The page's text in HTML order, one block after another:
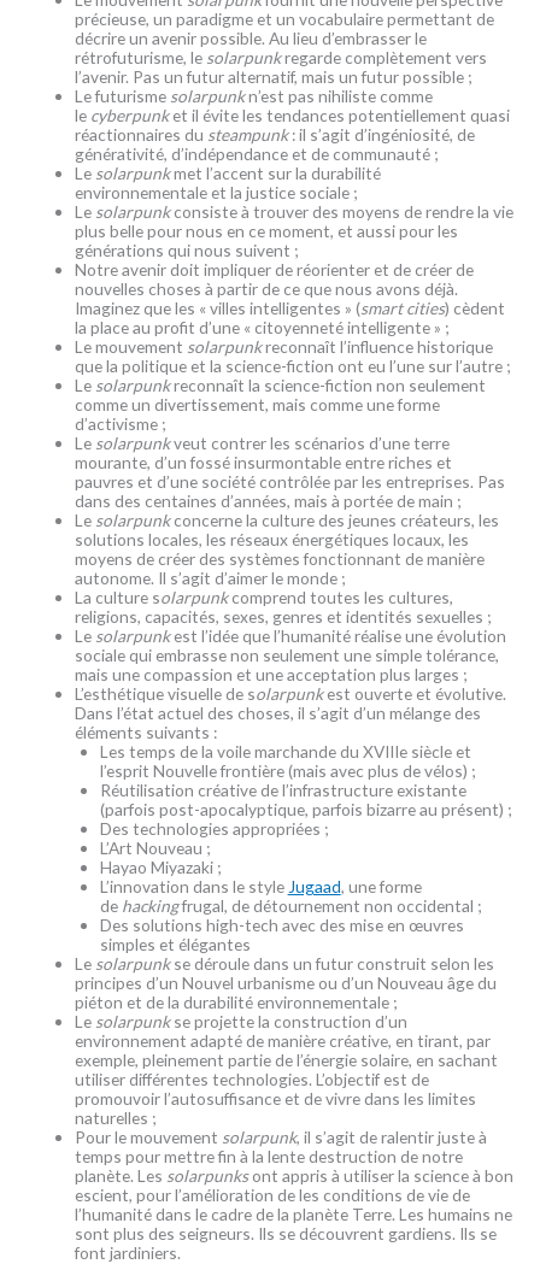
précieuse, un paradigme et un vocabulaire permettant de
décrire un avenir possible. Au lieu d’embrasser le
rétrofuturisme, le solarpunkregarde complètement vers
l’avenir. Pas un futur alternatif, mais un futur possible ;
Le futurisme solarpunkn’est pas nihiliste comme
le cyberpunket il évite les tendances potentiellement quasi
réactionnaires du steampunk: il s’agit d’ingéniosité, de
générativité, d’indépendance et de communauté ;
Le solarpunkmet l’accent sur la durabilité
environnementale et la justice sociale ;
Le solarpunkconsiste à trouver des moyens de rendre la vie
plus belle pour nous en ce moment, et aussi pour les
générations qui nous suivent ;
Notre avenir doit impliquer de réorienter et de créer de
nouvelles choses à partir de ce que nous avons déjà.
Imaginez que les « villes intelligentes » (smart cities) cèdent
la place au profit d’une « citoyenneté intelligente » ;
Le mouvement solarpunkreconnaît l’influence historique
que la politique et la science-fiction ont eu l’une sur l’autre ;
Le solarpunkreconnaît la science-fiction non seulement
comme un divertissement, mais comme une forme
d’activisme ;
Le solarpunkveut contrer les scénarios d’une terre
mourante, d’un fossé insurmontable entre riches et
pauvres et d’une société contrôlée par les entreprises. Pas
dans des centaines d’années, mais à portée de main ;
Le solarpunkconcerne la culture des jeunes créateurs, les
solutions locales, les réseaux énergétiques locaux, les
moyens de créer des systèmes fonctionnant de manière
autonome. Il s’agit d’aimer le monde ;
La culture solarpunkcomprend toutes les cultures,
religions, capacités, sexes, genres et identités sexuelles ;
Le solarpunkest l’idée que l’humanité réalise une évolution
sociale qui embrasse non seulement une simple tolérance,
mais une compassion et une acceptation plus larges ;
L’esthétique visuelle de solarpunkest ouverte et évolutive.
Dans l’état actuel des choses, il s’agit d’un mélange des
éléments suivants :
Les temps de la voile marchande du XVIIIe siècle et
l’esprit Nouvelle frontière (mais avec plus de vélos) ;
Réutilisation créative de l’infrastructure existante
(parfois post-apocalyptique, parfois bizarre au présent) ;
Des technologies appropriées ;
L’Art Nouveau ;
Hayao Miyazaki ;
L’innovation dans le style Jugaad, une forme
de hackingfrugal, de détournement non occidental ;
Des solutions high-tech avec des mise en œuvres
simples et élégantes
Le solarpunkse déroule dans un futur construit selon les
principes d’un Nouvel urbanisme ou d’un Nouveau âge du
piéton et de la durabilité environnementale ;
Le solarpunkse projette la construction d’un
environnement adapté de manière créative, en tirant, par
exemple, pleinement partie de l’énergie solaire, en sachant
utiliser différentes technologies. L’objectif est de
promouvoir l’autosuffisance et de vivre dans les limites
naturelles ;
Pour le mouvement solarpunk, il s’agit de ralentir juste à
temps pour mettre fin à la lente destruction de notre
planète. Les solarpunksont appris à utiliser la science à bon
escient, pour l’amélioration de les conditions de vie de
l’humanité dans le cadre de la planète Terre. Les humains ne
sont plus des seigneurs. Ils se découvrent gardiens. Ils se
font jardiniers.